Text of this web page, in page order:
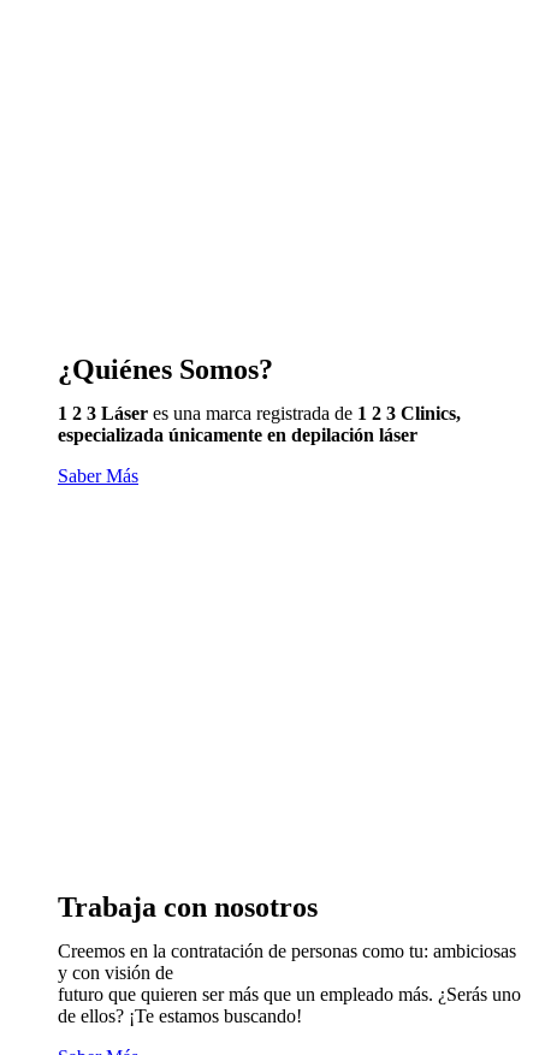
¿Quiénes Somos?
1 2 3 Láser es una marca registrada de 1 2 3 Clinics,
especializada únicamente en depilación láser
Saber Más
Trabaja con nosotros
Creemos en la contratación de personas como tu: ambiciosas
y con visión de
futuro que quieren ser más que un empleado más. ¿Serás uno
de ellos? ¡Te estamos buscando!